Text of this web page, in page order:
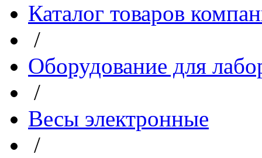
Каталог товаров
/
Оборудование для
/
Весы электронные
/